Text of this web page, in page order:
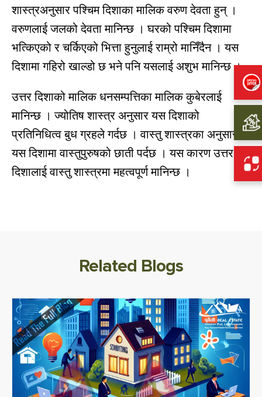
शास्त्रअनुसार पश्चिम दिशाका मालिक वरुण देवता हुन् ।
वरुणलाई जलको देवता मानिन्छ । घरको पश्चिम दिशामा
भत्किएको र चर्किएको भित्ता हुनुलाई राम्रो मानिँदैन । यस
दिशामा गहिरो खाल्डो छ भने पनि यसलाई अशुभ मानिन्छ ।
उत्तर दिशाको मालिक धनसम्पत्तिका मालिक कुबेरलाई
मानिन्छ । ज्योतिष शास्त्र अनुसार यस दिशाको
प्रतिनिधित्व बुध ग्रहले गर्दछ । वास्तु शास्त्रका अनुसार
यस दिशामा वास्तुपुरुषको छाती पर्दछ । यस कारण उत्तर
दिशालाई वास्तु शास्त्रमा महत्वपूर्ण मानिन्छ ।
Related Blogs